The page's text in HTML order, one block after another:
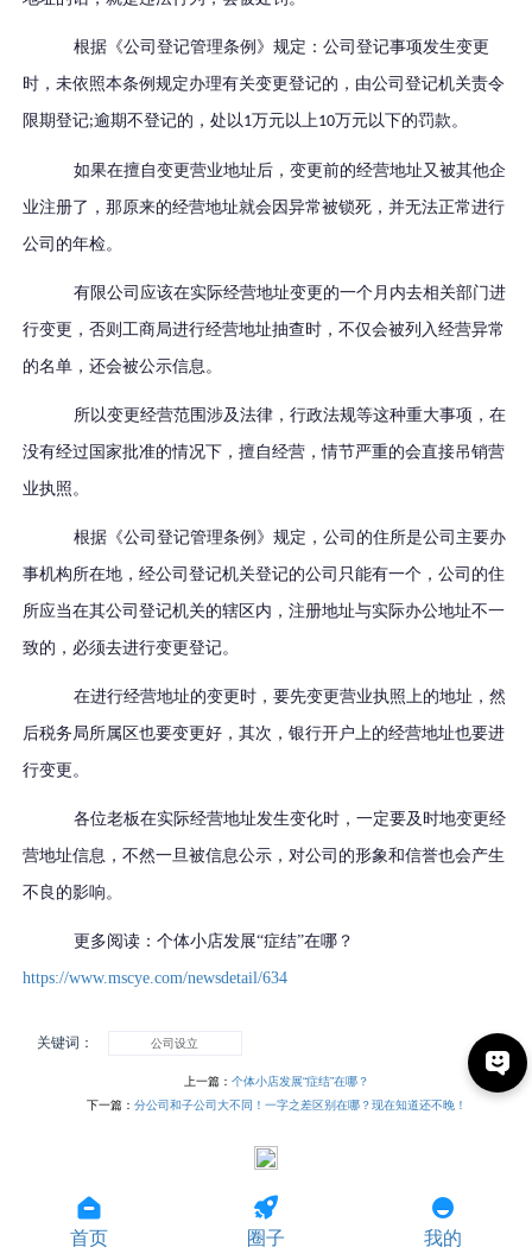
根据《公司登记管理条例》规定：公司登记事项发生变更
时，未依照本条例规定办理有关变更登记的，由公司登记机关责令
限期登记;逾期不登记的，处以1万元以上10万元以下的罚款。
如果在擅自变更营业地址后，变更前的经营地址又被其他企
业注册了，那原来的经营地址就会因异常被锁死，并无法正常进行
公司的年检。
有限公司应该在实际经营地址变更的一个月内去相关部门进
行变更，否则工商局进行经营地址抽查时，不仅会被列入经营异常
的名单，还会被公示信息。
所以变更经营范围涉及法律，行政法规等这种重大事项，在
没有经过国家批准的情况下，擅自经营，情节严重的会直接吊销营
业执照。
根据《公司登记管理条例》规定，公司的住所是公司主要办
事机构所在地，经公司登记机关登记的公司只能有一个，公司的住
所应当在其公司登记机关的辖区内，注册地址与实际办公地址不一
致的，必须去进行变更登记。
在进行经营地址的变更时，要先变更营业执照上的地址，然
后税务局所属区也要变更好，其次，银行开户上的经营地址也要进
行变更。
各位老板在实际经营地址发生变化时，一定要及时地变更经
营地址信息，不然一旦被信息公示，对公司的形象和信誉也会产生
不良的影响。
更多阅读：个体小店发展“症结”在哪？
https://www.mscye.com/newsdetail/634
关键词： 公司设立
上一篇： 个体小店发展“症结”在哪？
下一篇： 分公司和子公司大不同！一字之差区别在哪？现在知道还不晚！
首页 圈子 我的